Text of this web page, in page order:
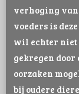
verhoging
voeders is
wil echter niet
gekregen door
oorzaken
bij oudere